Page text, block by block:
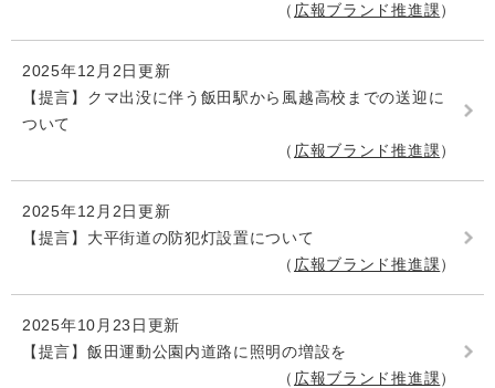
広報ブランド推進課
2025年12月2日更新
【提言】クマ出没に伴う飯田駅から風越高校までの送迎に
ついて
広報ブランド推進課
2025年12月2日更新
【提言】大平街道の防犯灯設置について
広報ブランド推進課
2025年10月23日更新
【提言】飯田運動公園内道路に照明の増設を
広報ブランド推進課